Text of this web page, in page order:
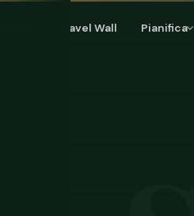
Travel Wall Pianifica